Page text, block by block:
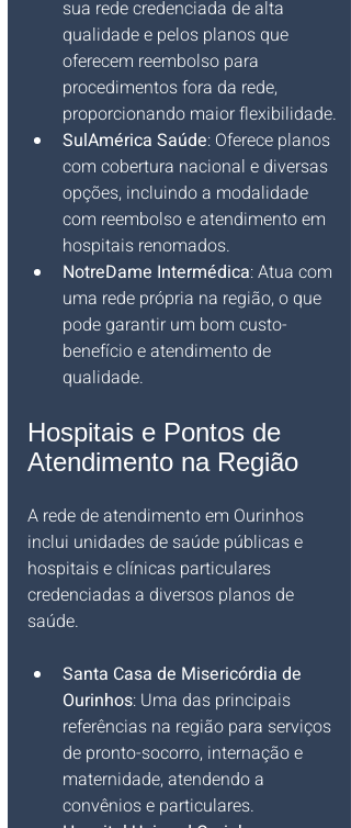
sua rede credenciada de alta
qualidade e pelos planos que
oferecem reembolso para
procedimentos fora da rede,
proporcionando maior flexibilidade.
SulAmérica Saúde: Oferece planos
com cobertura nacional e diversas
opções, incluindo a modalidade
com reembolso e atendimento em
hospitais renomados.
NotreDame Intermédica: Atua com
uma rede própria na região, o que
pode garantir um bom custo-
benefício e atendimento de
qualidade.
Hospitais e Pontos de
Atendimento na Região
A rede de atendimento em Ourinhos
inclui unidades de saúde públicas e
hospitais e clínicas particulares
credenciadas a diversos planos de
saúde.
Santa Casa de Misericórdia de
Ourinhos: Uma das principais
referências na região para serviços
de pronto-socorro, internação e
maternidade, atendendo a
convênios e particulares.